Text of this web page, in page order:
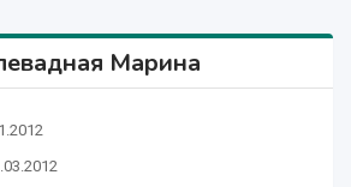
Марина